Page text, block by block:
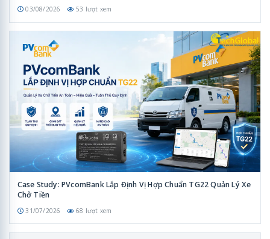
03/08/2026 53 lượt xem
Case Study: PVcomBank Lắp Định Vị Hợp Chuẩn TG22 Quản Lý Xe
Chở Tiền
31/07/2026 68 lượt xem